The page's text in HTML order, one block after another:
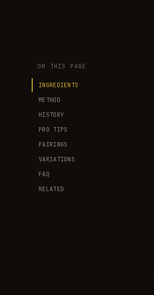
ON THIS PAGE
INGREDIENTS
METHOD
HISTORY
PRO TIPS
PAIRINGS
VARIATIONS
FAQ
RELATED